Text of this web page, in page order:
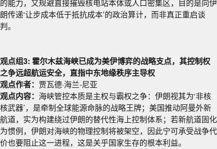
的能力，又规避直接摧毁核电站本体或人口密集区，目的是向伊
朗传递‘让步成本低于抵抗成本’的政治算计，而非真正重启谈
判。
观点组3: 霍尔木兹海峡已成为美伊博弈的战略支点，其控制权
之争远超航运安全，直指中东地缘秩序主导权
观点作者： 贾瓦德·海兰-尼亚
观点内容： 海峡管控本质是主权与霸权之争：伊朗视其为‘非核
核武器’，是牵制全球能源命脉的战略王牌；美国推动阿曼外新
航道，实为构建绕过伊朗的替代性海上控制体系；若新航道固化
为惯例，伊朗对海峡的物理控制将被架空，因此宁可承受战争代
价也要阻止这一进程，这是关乎国家生存的根本利益。